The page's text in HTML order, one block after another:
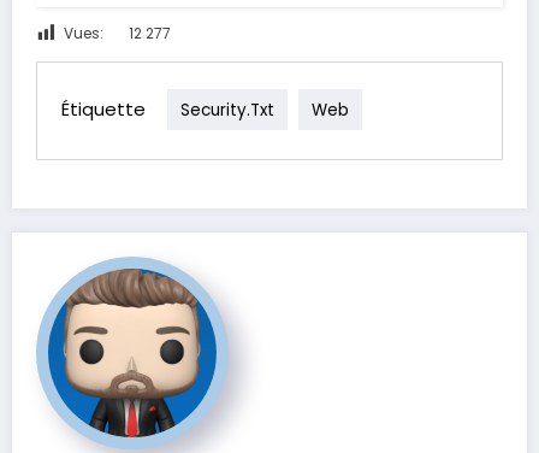
Vues: 12 277
Étiquette Security.txt Web